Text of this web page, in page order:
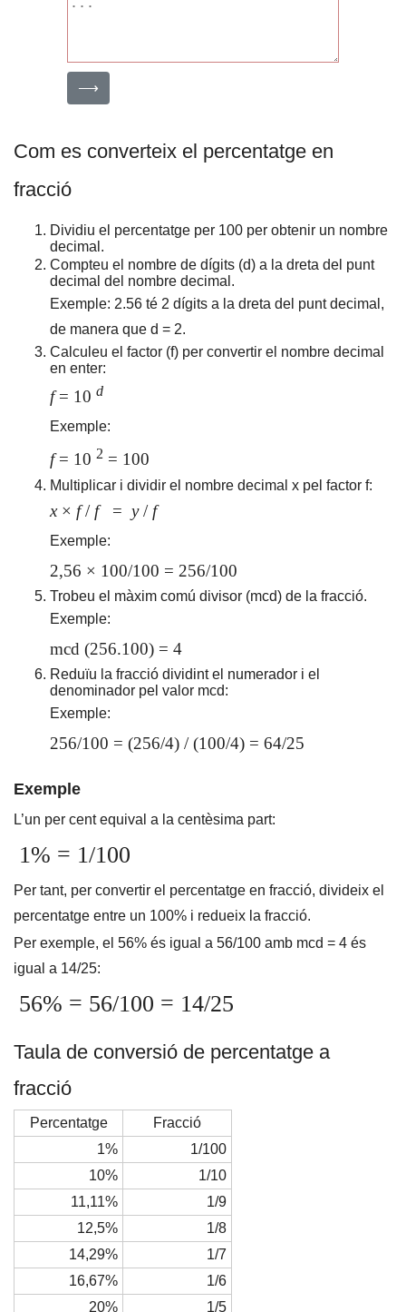
⟶
Com es converteix el percentatge en
fracció
Dividiu el percentatge per 100 per obtenir un nombre
decimal.
Compteu el nombre de dígits (d) a la dreta del punt
decimal del nombre decimal.
Exemple: 2.56 té 2 dígits a la dreta del punt decimal,
de manera que d = 2.
Calculeu el factor (f) per convertir el nombre decimal
en enter:
f= 10 d
Exemple:
f= 10 2 = 100
Multiplicar i dividir el nombre decimal x pel factor f:
x× f/ f= y/ f
Exemple:
2,56 × 100/100 = 256/100
Trobeu el màxim comú divisor (mcd) de la fracció.
Exemple:
mcd (256.100) = 4
Reduïu la fracció dividint el numerador i el
denominador pel valor mcd:
Exemple:
256/100 = (256/4) / (100/4) = 64/25
Exemple
L’un per cent equival a la centèsima part:
1% = 1/100
Per tant, per convertir el percentatge en fracció, divideix el
percentatge entre un 100% i redueix la fracció.
Per exemple, el 56% és igual a 56/100 amb mcd = 4 és
igual a 14/25:
56% = 56/100 = 14/25
Taula de conversió de percentatge a
fracció
Percentatge
Fracció
1%
1/100
10%
1/10
11,11%
1/9
12,5%
1/8
14,29%
1/7
16,67%
1/6
20%
1/5